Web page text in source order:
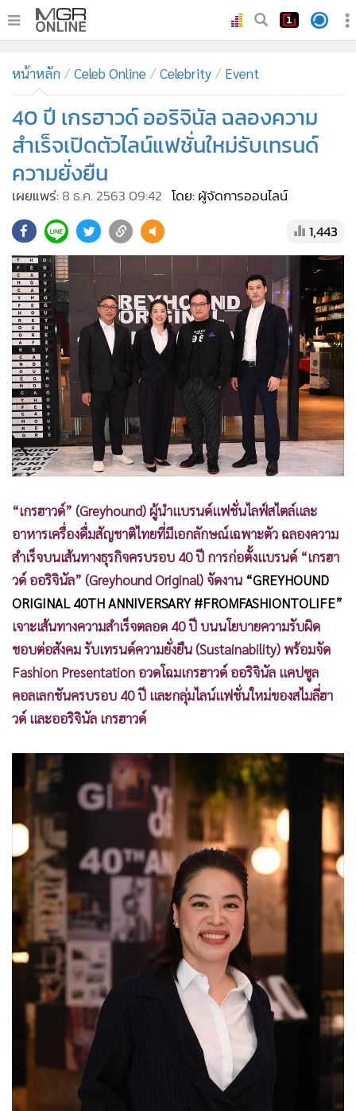
ทันเหตุการณ์
• ภาคใต้
ภูมิภาค
Online Section
• บันเทิง
• คอลัมนิสต์
• ละคร
• CbizReview
• Cyber BIZ
• ผู้จัดกวน
• Good health & Well-being
• Green Innovation & SD
• Management & HR
• MGR Live
• Infographic
• การเมือง
• ท่องเที่ยว
• กีฬา
• ต่างประเทศ
• Special Scoop
• เศรษฐกิจ-ธุรกิจ
• จีน
• ชุมชน-คุณภาพชีวิต
• อาชญากรรม
• Motoring
• เกม
• วิทยาศาสตร์
SMEs
• อินโดจีน
• กองทุนรวม
•
Celeb Online
•
Factcheck
• ญี่ปุ่น
• News1
Gotomanager
หน้าหลัก Celeb Online Celebrity Event
40 ปี เกรฮาวด์ ออริจินัล ฉลองความ
สำเร็จเปิดตัวไลน์แฟชั่นใหม่รับเทรนด์
ความยั่งยืน
เผยแพร่: 8 ธ.ค. 2563 09:42 โดย: ผู้จัดการออนไลน์
1,443
“เกรฮาวด์” (Greyhound) ผู้นำแบรนด์แฟชั่นไลฟ์สไตล์และ
อาหารเครื่องดื่มสัญชาติไทยที่มีเอกลักษณ์เฉพาะตัว ฉลองความ
สำเร็จบนเส้นทางธุรกิจครบรอบ 40 ปี การก่อตั้งแบรนด์ “เกรฮา
วด์ ออริจินัล” (Greyhound Original) จัดงาน “GREYHOUND
ORIGINAL 40TH ANNIVERSARY #FROMFASHIONTOLIFE”
เจาะเส้นทางความสำเร็จตลอด 40 ปี บนนโยบายความรับผิด
ชอบต่อสังคม รับเทรนด์ความยั่งยืน (Sustainability) พร้อมจัด
Fashion Presentation อวดโฉมเกรฮาวด์ ออริจินัล แคปซูล
คอลเลกชันครบรอบ 40 ปี และกลุ่มไลน์แฟชั่นใหม่ของสไมลี่ฮา
วด์ และออริจินัล เกรฮาวด์